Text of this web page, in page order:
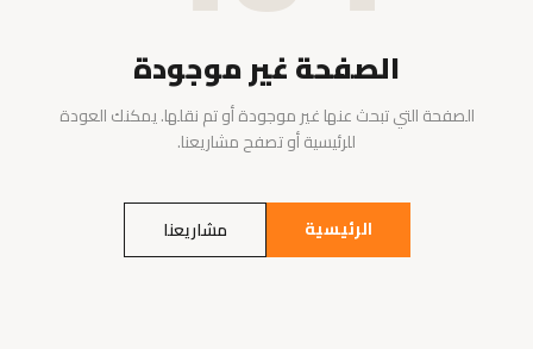
الصفحة غير موجودة
الصفحة التي تبحث عنها غير موجودة أو تم نقلها. يمكنك العودة
للرئيسية أو تصفح مشاريعنا.
الرئيسية مشاريعنا